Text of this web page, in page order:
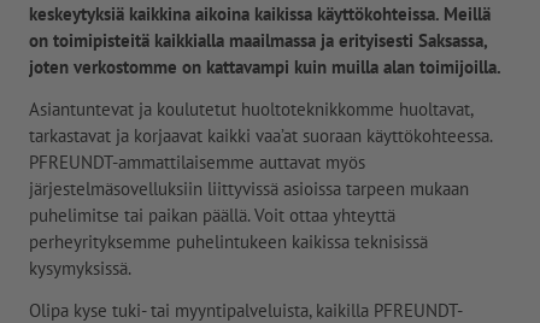
keskeytyksiä kaikkina aikoina kaikissa käyttökohteissa. Meillä
on toimipisteitä kaikkialla maailmassa ja erityisesti Saksassa,
joten verkostomme on kattavampi kuin muilla alan toimijoilla.
Asiantuntevat ja koulutetut huoltoteknikkomme huoltavat,
tarkastavat ja korjaavat kaikki vaa’at suoraan käyttökohteessa.
PFREUNDT-ammattilaisemme auttavat myös
järjestelmäsovelluksiin liittyvissä asioissa tarpeen mukaan
puhelimitse tai paikan päällä. Voit ottaa yhteyttä
perheyrityksemme puhelintukeen kaikissa teknisissä
kysymyksissä.
Olipa kyse tuki- tai myyntipalveluista, kaikilla PFREUNDT-